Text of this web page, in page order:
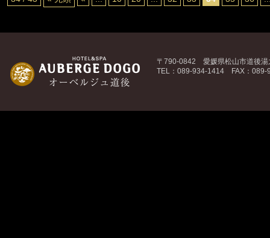
〒790-0842 愛媛県松山市道後湯
TEL：089-934-1414 FAX：089-